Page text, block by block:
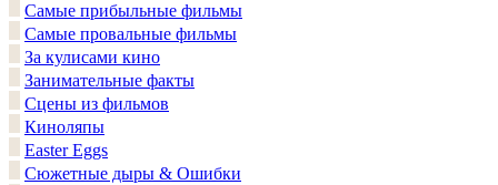
Самые прибыльные фильмы
Самые провальные фильмы
За кулисами кино
Занимательные факты
Сцены из фильмов
Киноляпы
Easter Eggs
Сюжетные дыры & Ошибки